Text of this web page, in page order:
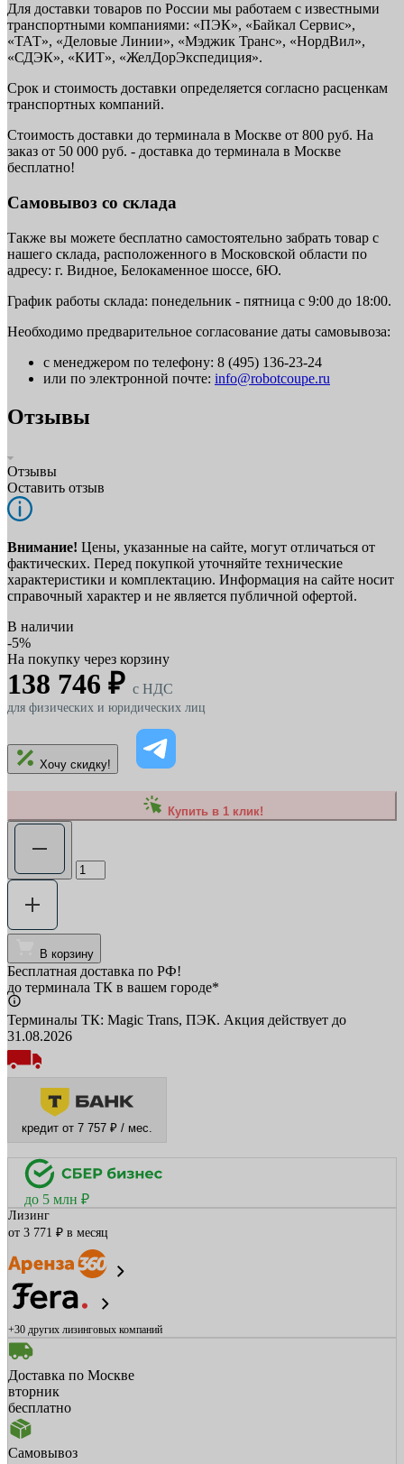
Для доставки товаров по России мы работаем с известными
транспортными компаниями: «ПЭК», «Байкал Сервис»,
«ТАТ», «Деловые Линии», «Мэджик Транс», «НордВил»,
«СДЭК», «КИТ», «ЖелДорЭкспедиция».
Срок и стоимость доставки определяется согласно расценкам
транспортных компаний.
Стоимость доставки до терминала в Москве от 800 руб. На
заказ от 50 000 руб. - доставка до терминала в Москве
бесплатно!
Самовывоз со склада
Также вы можете бесплатно самостоятельно забрать товар с
нашего склада, расположенного в Московской области по
адресу: г. Видное, Белокаменное шоссе, 6Ю.
График работы склада: понедельник - пятница с 9:00 до 18:00.
Необходимо предварительное согласование даты самовывоза:
с менеджером по телефону: 8 (495) 136-23-24
или по электронной почте: info@robotcoupe.ru
Отзывы
Отзывы
Оставить отзыв
Внимание! Цены, указанные на сайте, могут отличаться от
фактических. Перед покупкой уточняйте технические
характеристики и комплектацию. Информация на сайте носит
справочный характер и не является публичной офертой.
В наличии
-5%
На покупку через корзину
138 746 ₽ c НДС
для физических и юридических лиц
Хочу скидку!
Купить в 1 клик!
В корзину
Бесплатная доставка по РФ!
до терминала ТК в вашем городе*
Терминалы ТК: Magic Trans, ПЭК. Акция действует до
31.08.2026
кредит от 7 757 ₽ / мес.
до 5 млн ₽
Лизинг
от 3 771 ₽ в месяц
+30 других лизинговых компаний
Доставка по Москве
вторник
бесплатно
Самовывоз